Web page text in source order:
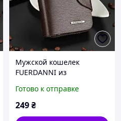
Мужской кошелек
FUERDANNI из
мужское портмоне на
кнопке коричневый
Готово к отправке
249₴